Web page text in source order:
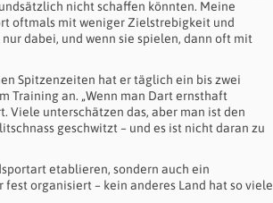
nicht schaffen könnten. Meine
oftmals mit weniger Zielstrebigkeit und
dabei, und wenn sie spielen, dann oft mit
Spitzenzeiten hat er täglich ein bis zwei
Training an. „Wenn man Dart ernsthaft
Viele unterschätzen das, aber man ist den
geschwitzt – und es ist nicht daran zu
etablieren, sondern auch ein
organisiert – kein anderes Land hat so viele